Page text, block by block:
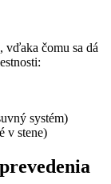
čomu sa dá
systém)
v stene)